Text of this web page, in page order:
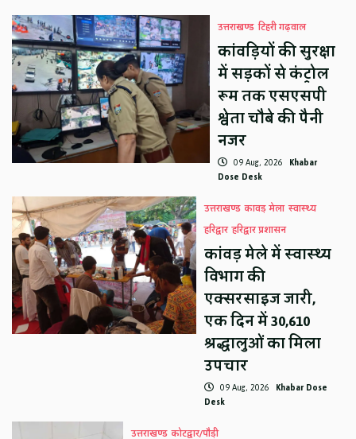
उत्तराखण्ड टिहरी गढ़वाल
कांवड़ियों की सुरक्षा
में सड़कों से कंट्रोल
रूम तक एसएसपी
श्वेता चौबे की पैनी
नजर
09 Aug, 2026 Khabar
Dose Desk
उत्तराखण्ड कावड़ मेला स्वास्थ्य
हरिद्वार हरिद्वार प्रशासन
कांवड़ मेले में स्वास्थ्य
विभाग की
एक्सरसाइज जारी,
एक दिन में 30,610
श्रद्धालुओं का मिला
उपचार
09 Aug, 2026 Khabar Dose
Desk
उत्तराखण्ड कोटद्वार/पौड़ी